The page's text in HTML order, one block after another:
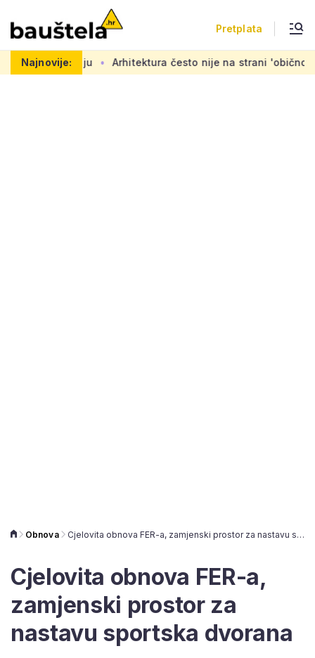
Pretplata
Najnovije:
Arhitektura često nije na strani 'običnog čovjeka': 'Mora
Obnova Cjelovita obnova FER-a, zamjenski prostor za nastavu sportska dvorana
Cjelovita obnova FER-a,
zamjenski prostor za
nastavu sportska dvorana